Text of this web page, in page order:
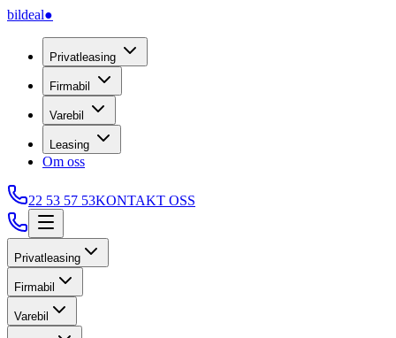
bildeal●
Privatleasing
Firmabil
Varebil
Leasing
Om oss
22 53 57 53KONTAKT OSS
Privatleasing
Firmabil
Varebil